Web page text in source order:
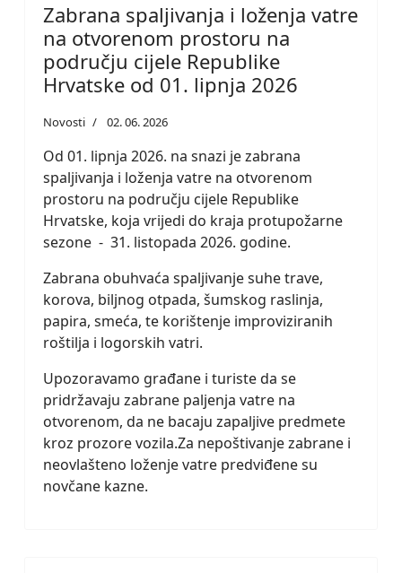
Zabrana spaljivanja i loženja vatre
na otvorenom prostoru na
području cijele Republike
Hrvatske od 01. lipnja 2026
Novosti 02. 06. 2026
Od 01. lipnja 2026. na snazi je zabrana
spaljivanja i loženja vatre na otvorenom
prostoru na području cijele Republike
Hrvatske, koja vrijedi do kraja protupožarne
sezone - 31. listopada 2026. godine.
Zabrana obuhvaća spaljivanje suhe trave,
korova, biljnog otpada, šumskog raslinja,
papira, smeća, te korištenje improviziranih
roštilja i logorskih vatri.
Upozoravamo građane i turiste da se
pridržavaju zabrane paljenja vatre na
otvorenom, da ne bacaju zapaljive predmete
kroz prozore vozila.Za nepoštivanje zabrane i
neovlašteno loženje vatre predviđene su
novčane kazne.